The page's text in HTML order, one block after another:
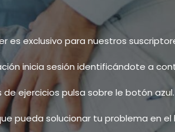
es exclusivo para nuestros
inicia sesión identificándote a
ejercicios pulsa sobre le botón azul.
pueda solucionar tu problema en